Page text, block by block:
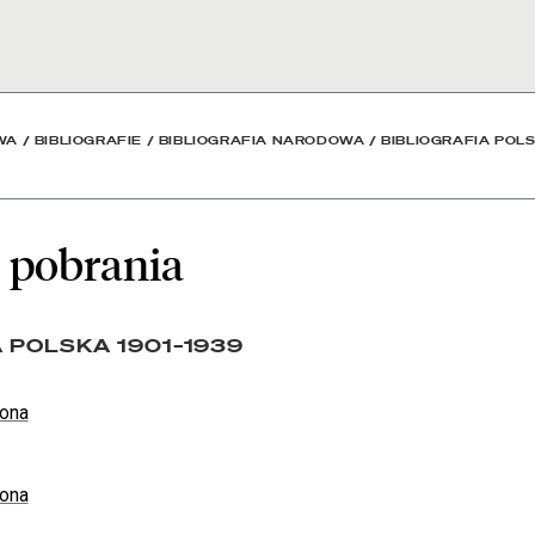
Narodowa
/ BIBLIOGRAFIE / BIBLIOGRAFIA NARODOWA /BIBLIOGRAFIA
POLSKA 1901–1939